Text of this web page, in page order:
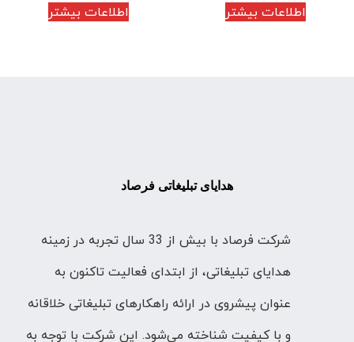
اطلاعات بیشتر
اطلاعات بیشتر
هدایای تبلیغاتی، از ابتدای فعالیت تاکنون به
عنوان پیشروی در ارائه راهکارهای تبلیغاتی خلاقانه
و با کیفیت شناخته می‌شود. این شرکت با توجه به
سابقه قدرتمند خود، به عنوان یک نمونه برجسته در
صنعت تبلیغات به حساب می‌آید.